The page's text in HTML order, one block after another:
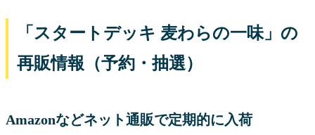
「スタートデッキ 麦わらの一味」の
再販情報（予約・抽選）
Amazonなどネット通販で定期的に入荷